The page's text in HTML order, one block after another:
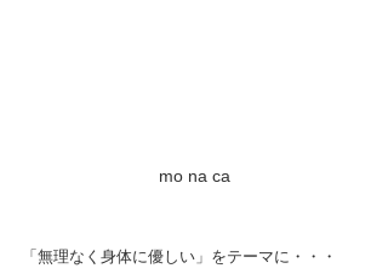
mo na ca
「無理なく身体に優しい」をテーマに・・・